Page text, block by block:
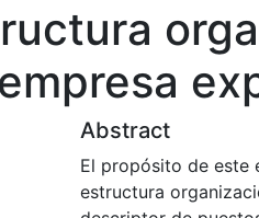
Abstract
El propósito de este
estructura